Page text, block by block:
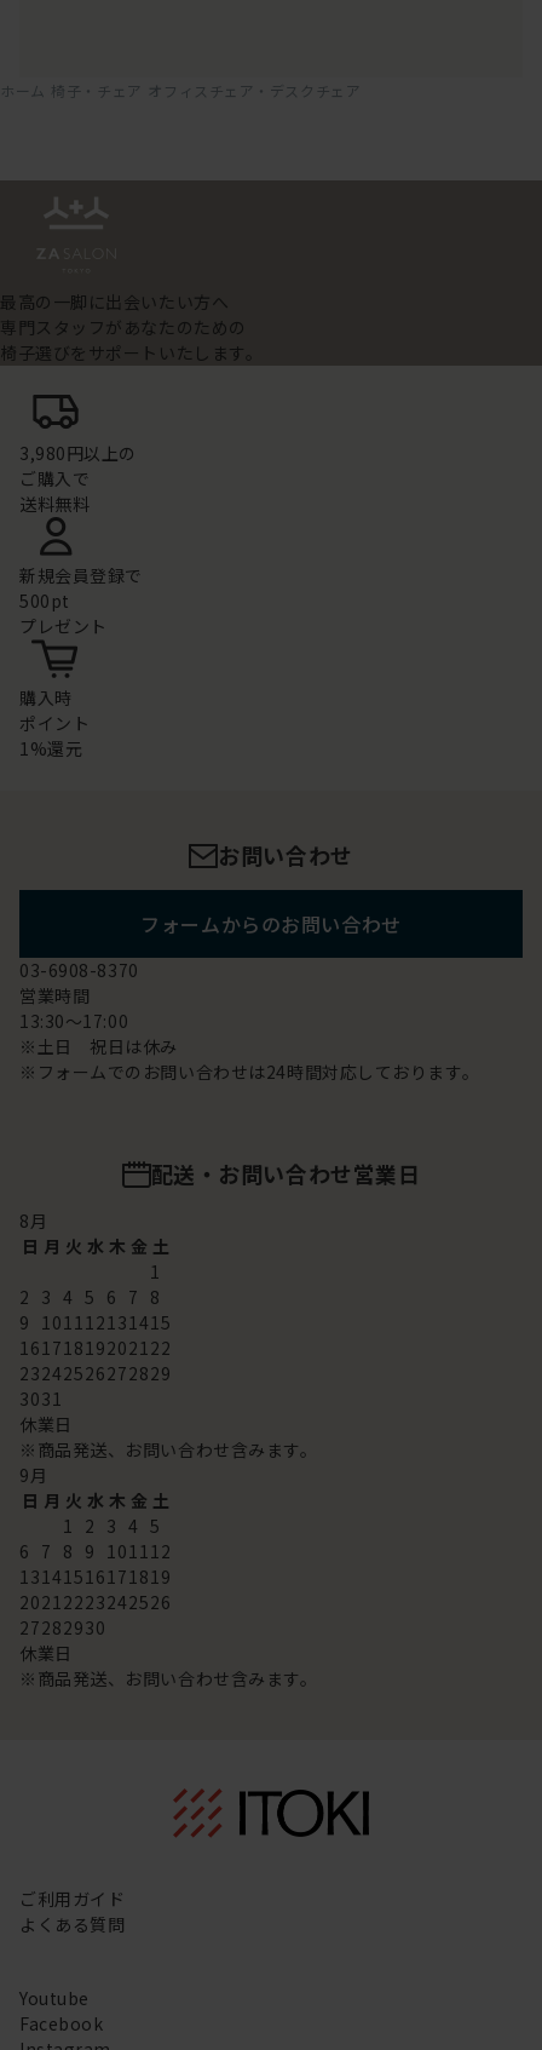
ホーム 椅子・チェア オフィスチェア・デスクチェア
最高の一脚に出会いたい方へ
専門スタッフがあなたのための
椅子選びをサポートいたします。
3,980円以上の
ご購入で
送料無料
新規会員登録で
500pt
プレゼント
購入時
ポイント
1%還元
お問い合わせ
フォームからのお問い合わせ
03-6908-8370
営業時間
13:30～17:00
※土日 祝日は休み
※フォームでのお問い合わせは24時間対応しております。
配送・お問い合わせ営業日
8月
日 月 火 水 木 金 土
1
2 3 4 5 6 7 8
9 101112131415
16171819202122
23242526272829
3031
休業日
※商品発送、お問い合わせ含みます。
9月
日 月 火 水 木 金 土
1 2 3 4 5
6 7 8 9 101112
13141516171819
20212223242526
27282930
休業日
※商品発送、お問い合わせ含みます。
ご利用ガイド
よくある質問
Youtube
Facebook